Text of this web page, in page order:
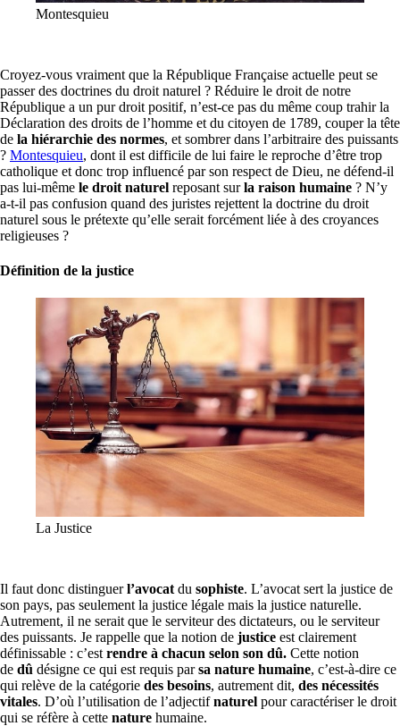
Montesquieu
Croyez-vous vraiment que la République Française actuelle peut se
passer des doctrines du droit naturel ? Réduire le droit de notre
République a un pur droit positif, n’est-ce pas du même coup trahir la
Déclaration des droits de l’homme et du citoyen de 1789, couper la tête
de la hiérarchie des normes, et sombrer dans l’arbitraire des puissants
? Montesquieu, dont il est difficile de lui faire le reproche d’être trop
catholique et donc trop influencé par son respect de Dieu, ne défend-il
pas lui-même le droit naturel reposant surla raison humaine ? N’y
a-t-il pas confusion quand des juristes rejettent la doctrine du droit
naturel sous le prétexte qu’elle serait forcément liée à des croyances
religieuses ?
Définition de la justice
La Justice
Il faut donc distinguerl’avocat du sophiste. L’avocat sert la justice de
son pays, pas seulement la justice légale mais la justice naturelle.
Autrement, il ne serait que le serviteur des dictateurs, ou le serviteur
des puissants. Je rappelle que la notion de justice est clairement
définissable : c’est rendre à chacun selon son dû. Cette notion
de dû désigne ce qui est requis parsa nature humaine, c’est-à-dire ce
qui relève de la catégorie des besoins, autrement dit, des nécessités
vitales. D’où l’utilisation de l’adjectifnaturel pour caractériser le droit
qui se réfère à cette nature humaine.